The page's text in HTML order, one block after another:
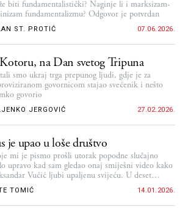
biti fundamentalistički? Naginje li i marksizam-
fundamentalizmu? Odgovor je potvrdan
ST. PROTIĆ 07.06.2026.
na Dan svetog Tripuna
smo ukraj trga prepunog ljudi, gdje je za
govornicom stajao svećenik i nešto
govorio
JERGOVIĆ 27.02.2026.
je upao u loše društvo
mi je pismo prošli utorak popodne slučajno
upravo kad sam gledao onaj smiješni video kako
Vučić ljubi upaljenu svijeću. U deset
koliko to traje jasno se vidi da je njemu taj
običaj nešto novo i nepoznato
TOMIĆ 14.01.2026.